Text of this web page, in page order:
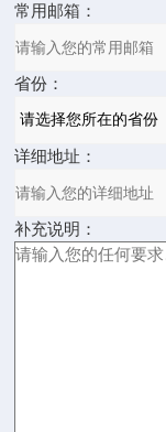
常用邮箱：
省份：
详细地址：
补充说明：